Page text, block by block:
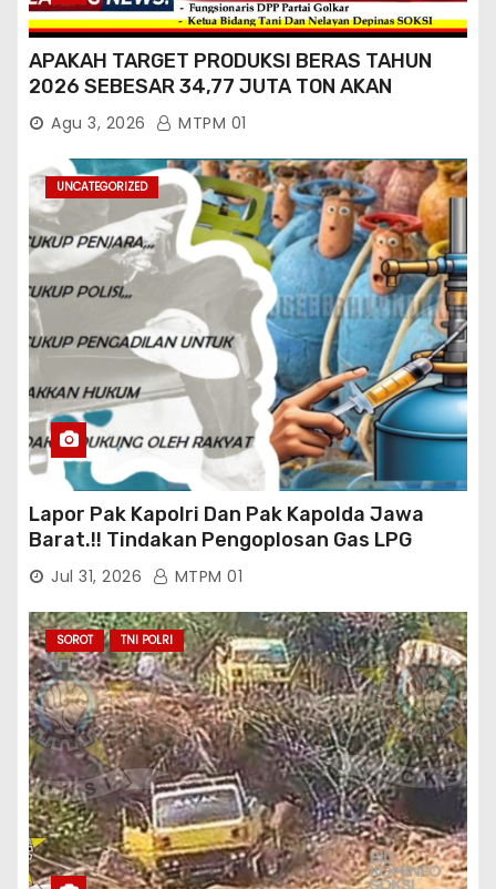
APAKAH TARGET PRODUKSI BERAS TAHUN
2026 SEBESAR 34,77 JUTA TON AKAN
TERCAPAI ?
Agu 3, 2026 MTPM 01
UNCATEGORIZED
Lapor Pak Kapolri Dan Pak Kapolda Jawa
Barat.!! Tindakan Pengoplosan Gas LPG
Bersubsidi Marak Terjadi Di Kabupaten Bogor
Persisnya di Babakan Madang: Tim
Aktifis/Jurnalis Meminta Pimpinan Polri Beri
Atensi Penindakan Sampai Penangkapan
Terhadap Pelaku
Jul 31, 2026 MTPM 01
SOROT TNI POLRI